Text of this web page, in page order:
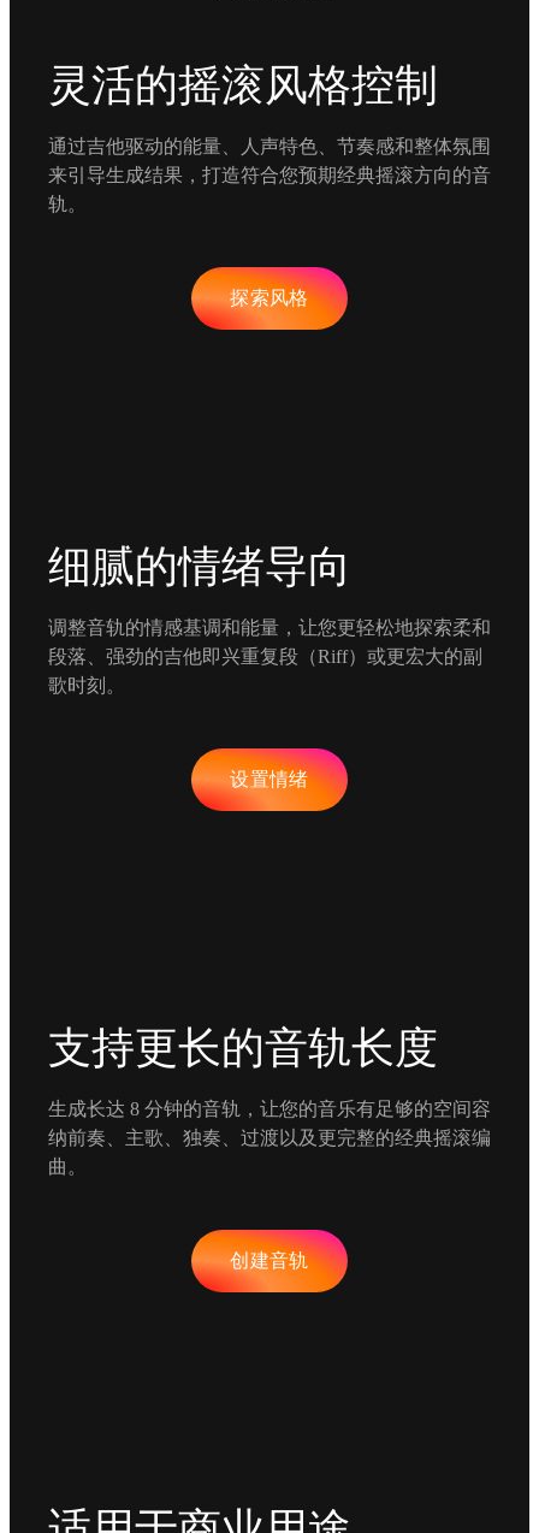
灵活的摇滚风格控制
通过吉他驱动的能量、人声特色、节奏感和整体氛围
来引导生成结果，打造符合您预期经典摇滚方向的音
轨。
探索风格
细腻的情绪导向
调整音轨的情感基调和能量，让您更轻松地探索柔和
段落、强劲的吉他即兴重复段（Riff）或更宏大的副
歌时刻。
设置情绪
支持更长的音轨长度
生成长达 8 分钟的音轨，让您的音乐有足够的空间容
纳前奏、主歌、独奏、过渡以及更完整的经典摇滚编
曲。
创建音轨